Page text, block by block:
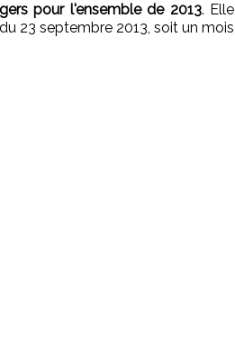
pour l'ensemble de 2013. Elle
23 septembre 2013, soit un mois